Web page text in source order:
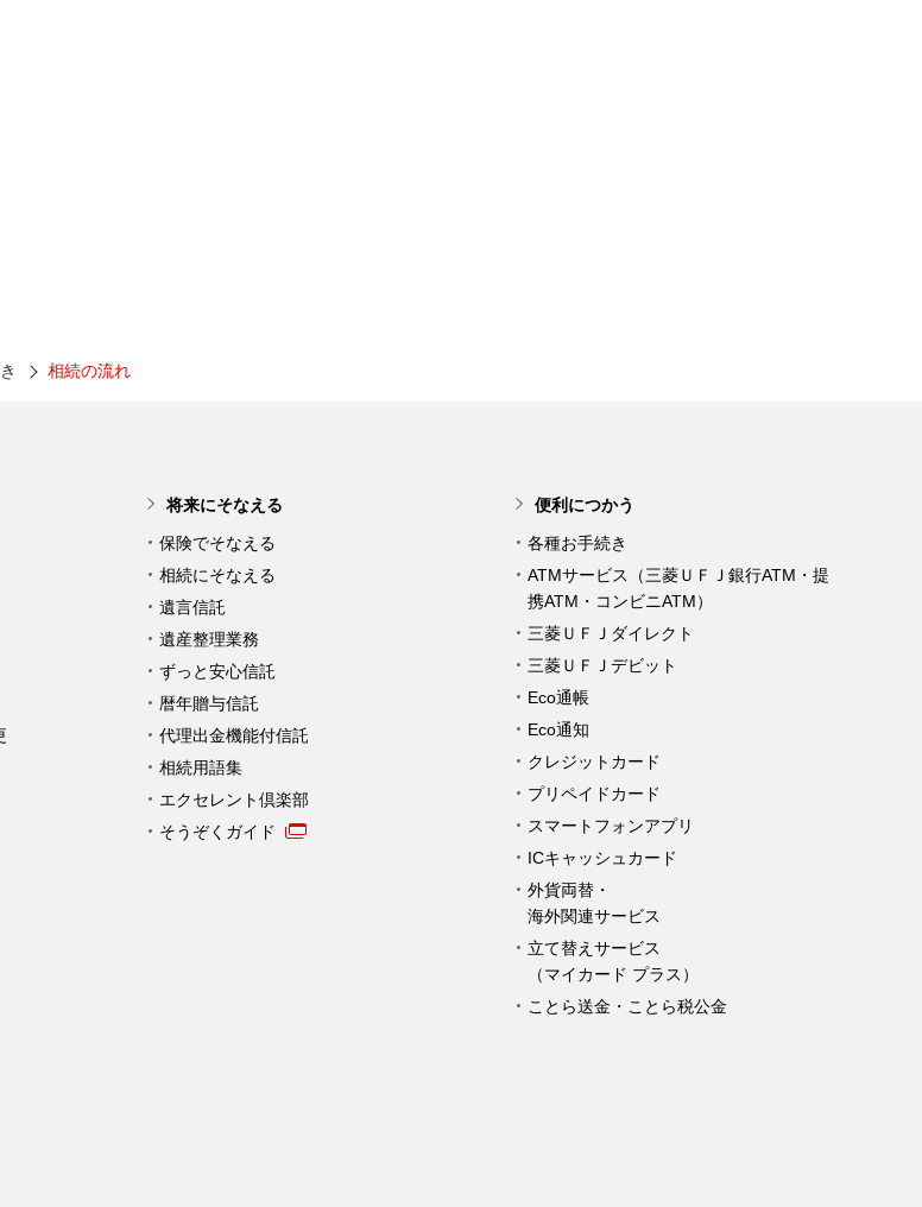
相続の流れ
将来にそなえる
保険でそなえる
相続にそなえる
遺言信託
遺産整理業務
ずっと安心信託
暦年贈与信託
代理出金機能付信託
相続用語集
エクセレント倶楽部
そうぞくガイド
便利につかう
各種お手続き
ATMサービス（三菱ＵＦＪ銀行ATM・提
携ATM・コンビニATM）
三菱ＵＦＪダイレクト
三菱ＵＦＪデビット
Eco通帳
Eco通知
クレジットカード
プリペイドカード
スマートフォンアプリ
ICキャッシュカード
外貨両替・
海外関連サービス
立て替えサービス
（マイカード プラス）
ことら送金・ことら税公金